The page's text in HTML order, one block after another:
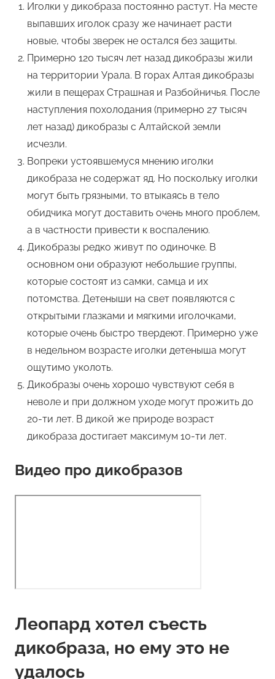
Иголки у дикобраза постоянно растут. На месте
выпавших иголок сразу же начинает расти
новые, чтобы зверек не остался без защиты.
Примерно 120 тысяч лет назад дикобразы жили
на территории Урала. В горах Алтая дикобразы
жили в пещерах Страшная и Разбойничья. После
наступления похолодания (примерно 27 тысяч
лет назад) дикобразы с Алтайской земли
исчезли.
Вопреки устоявшемуся мнению иголки
дикобраза не содержат яд. Но поскольку иголки
могут быть грязными, то втыкаясь в тело
обидчика могут доставить очень много проблем,
а в частности привести к воспалению.
Дикобразы редко живут по одиночке. В
основном они образуют небольшие группы,
которые состоят из самки, самца и их
потомства. Детеныши на свет появляются с
открытыми глазками и мягкими иголочками,
которые очень быстро твердеют. Примерно уже
в недельном возрасте иголки детеныша могут
ощутимо уколоть.
Дикобразы очень хорошо чувствуют себя в
неволе и при должном уходе могут прожить до
20-ти лет. В дикой же природе возраст
дикобраза достигает максимум 10-ти лет.
Видео про дикобразов
Леопард хотел съесть
дикобраза, но ему это не
удалось